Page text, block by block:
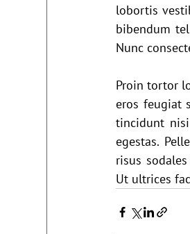
lobortis
bibendum
Nunc
Proin tortor
eros feugiat
tincidunt
egestas.
risus
Ut ultrices